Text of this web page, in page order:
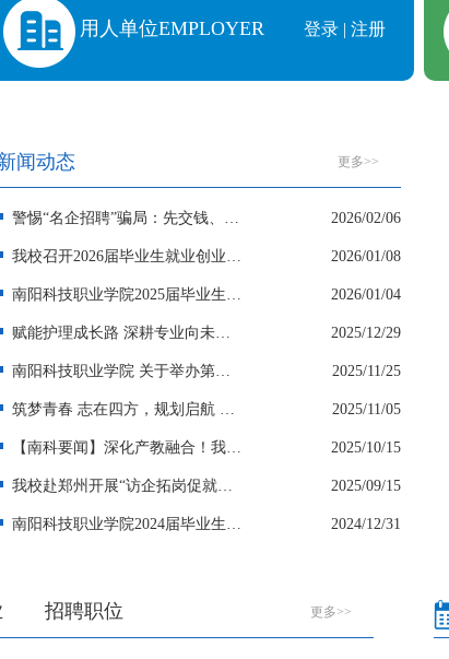
用人单位EMPLOYER 登录 | 注册
闻动态
警惕“名企招聘”骗局：先交钱、下载不明软件……全是坑 2026/02/06
我校召开2026届毕业生就业创业工作会议 2026/01/08
南阳科技职业学院2025届毕业生就业质量报告 2026/01/04
赋能护理成长路 深耕专业向未来—— 护理学院与河南科技大学第一附属医院成功举办校企合作交流暨实习生选拔活动 2025/12/29
南阳科技职业学院 关于举办第三届全国大学生职业规划大赛校赛的通知 2025/11/25
筑梦青春 志在四方，规划启航 职引未来——我校召开第三届全国大学生职业规划大赛校赛启动仪式 2025/11/05
【南科要闻】深化产教融合！我校电气技术产教融合实践中心正式揭牌 2025/10/15
我校赴郑州开展“访企拓岗促就业”活动 2025/09/15
南阳科技职业学院2024届毕业生就业质量年度报告 2024/12/31
更多>>
招聘职位 更多>>